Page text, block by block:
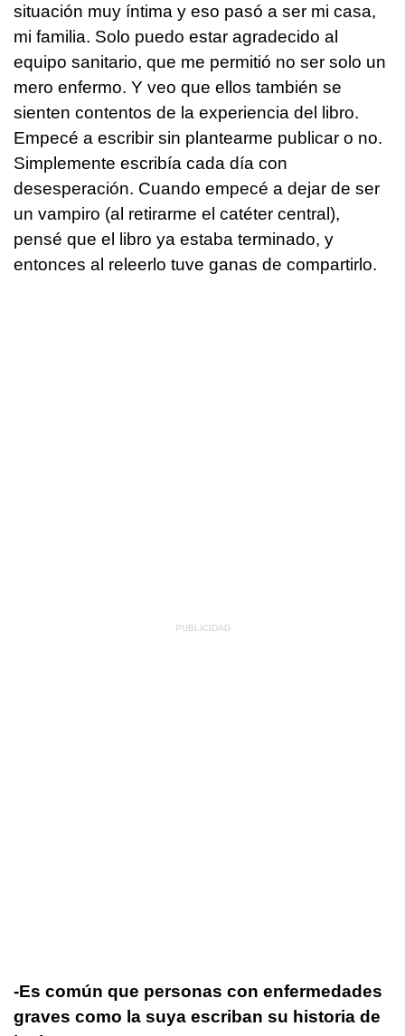
situación muy íntima y eso pasó a ser mi casa,
mi familia. Solo puedo estar agradecido al
equipo sanitario, que me permitió no ser solo un
mero enfermo. Y veo que ellos también se
sienten contentos de la experiencia del libro.
Empecé a escribir sin plantearme publicar o no.
Simplemente escribía cada día con
desesperación. Cuando empecé a dejar de ser
un vampiro (al retirarme el catéter central),
pensé que el libro ya estaba terminado, y
entonces al releerlo tuve ganas de compartirlo.
-Es común que personas con enfermedades
graves como la suya escriban su historia de